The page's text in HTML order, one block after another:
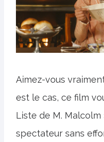
Aimez-vous
est le cas, ce film
Liste de M.
spectateur sans